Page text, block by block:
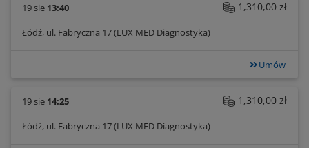
19 sie 13:40
Łódź, ul. Fabryczna 17 (LUX MED Diagnostyka)
1,310,00 zł
Umów
19 sie 14:25
Łódź, ul. Fabryczna 17 (LUX MED Diagnostyka)
1,310,00 zł